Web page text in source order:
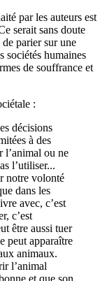
par les auteurs est
serait sans doute
parier sur une
sociétés humaines
de souffrance et
:
décisions
à des
l’animal ou ne
l’utiliser...
notre volonté
dans les
avec, c’est
c’est
être aussi tuer
peut apparaître
animaux.
l’animal
et que son